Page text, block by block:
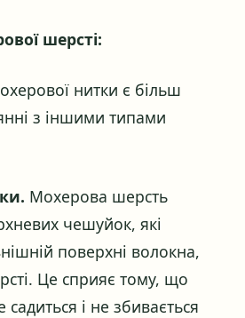
шерсті:
нитки є більш
з іншими типами
Мохерова шерсть
чешуйок, які
поверхні волокна,
Це сприяє тому, що
і не збивається